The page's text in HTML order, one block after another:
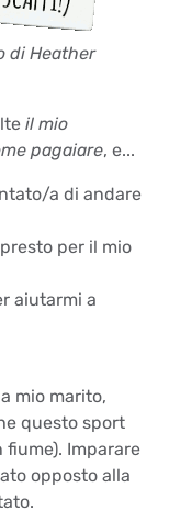
di Heather
il mio
pagaiare, e...
a di andare
per il mio
aiutarmi a
mio marito,
questo sport
Imparare
opposto alla